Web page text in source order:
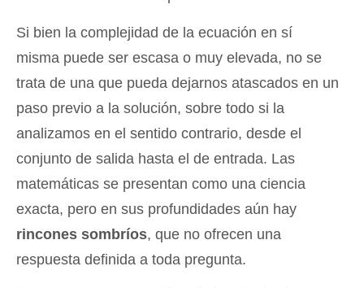
Si bien la complejidad de la ecuación en sí
misma puede ser escasa o muy elevada, no se
trata de una que pueda dejarnos atascados en un
paso previo a la solución, sobre todo si la
analizamos en el sentido contrario, desde el
conjunto de salida hasta el de entrada. Las
matemáticas se presentan como una ciencia
exacta, pero en sus profundidades aún hay
rincones sombríos, que no ofrecen una
respuesta definida a toda pregunta.